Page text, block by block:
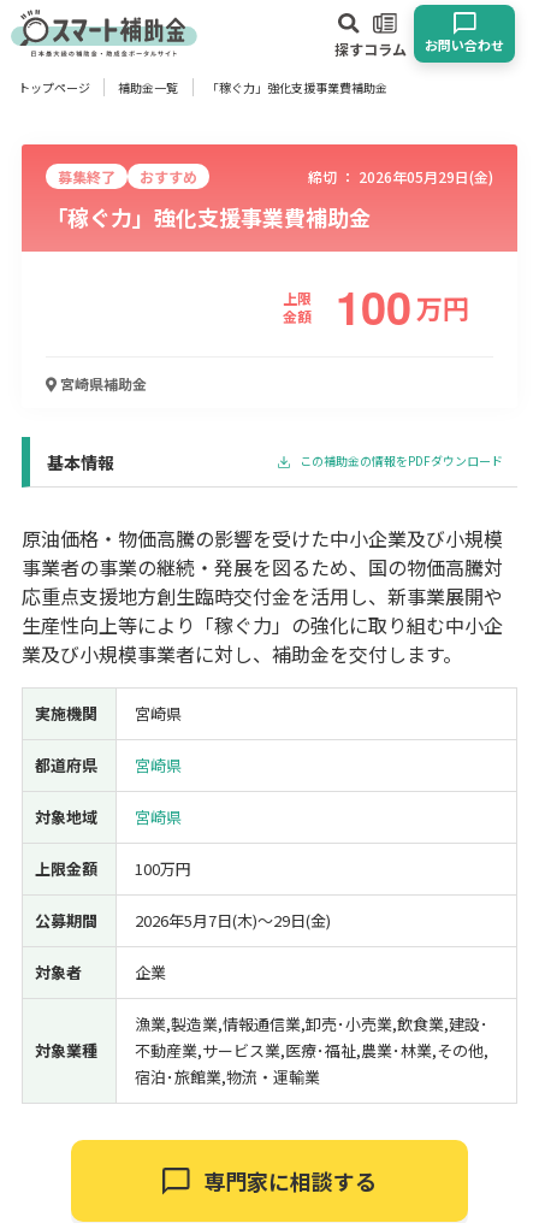
探すコラム お問い合わせ
対象
企業 団体 個人 その他
エリア
物流・運輸業
宿泊･旅館業
使い道
経営改善・経営強化 販路拡大 海外展開 設備投資
IT導入
人材採用・雇用
人材育成・福利厚生
特許・知的財産
起業・創業
事業承継 災害・被災者支援
コロナ関連
トップページ 補助金一覧 「稼ぐ力」強化支援事業費補助金
募集終了 おすすめ 締切 ： 2026年05月29日(金)
「稼ぐ力」強化支援事業費補助金
上限
金額
100万円
宮崎県補助金
基本情報 この補助金の情報をPDFダウンロード
原油価格・物価高騰の影響を受けた中小企業及び小規模
事業者の事業の継続・発展を図るため、国の物価高騰対
応重点支援地方創生臨時交付金を活用し、新事業展開や
生産性向上等により「稼ぐ力」の強化に取り組む中小企
業及び小規模事業者に対し、補助金を交付します。
実施機関 宮崎県
都道府県 宮崎県
対象地域 宮崎県
上限金額 100万円
公募期間 2026年5月7日(木)〜29日(金)
対象者 企業
対象業種
漁業,製造業,情報通信業,卸売･小売業,飲食業,建設･
不動産業,サービス業,医療･福祉,農業･林業,その他,
宿泊･旅館業,物流・運輸業
専門家に相談する